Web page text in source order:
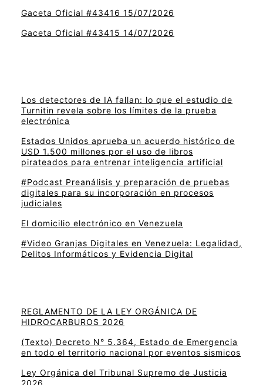
Gaceta Oficial #43416 15/07/2026
Gaceta Oficial #43415 14/07/2026
Los detectores de IA fallan: lo que el estudio de
Turnitin revela sobre los límites de la prueba
electrónica
Estados Unidos aprueba un acuerdo histórico de
USD 1.500 millones por el uso de libros
pirateados para entrenar inteligencia artificial
#Podcast Preanálisis y preparación de pruebas
digitales para su incorporación en procesos
judiciales
El domicilio electrónico en Venezuela
#Video Granjas Digitales en Venezuela: Legalidad,
Delitos Informáticos y Evidencia Digital
REGLAMENTO DE LA LEY ORGÁNICA DE
HIDROCARBUROS 2026
(Texto) Decreto N° 5.364, Estado de Emergencia
en todo el territorio nacional por eventos sismicos
Ley Orgánica del Tribunal Supremo de Justicia